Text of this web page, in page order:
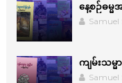
နေ့စဉ်ဓမ္မ
Samuel
ကျမ်းသမ္
Samuel